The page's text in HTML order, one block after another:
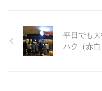
平日でも
ハク（赤